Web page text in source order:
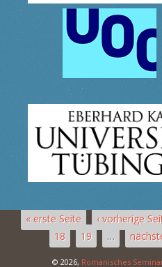
« erste Seite ‹ vorherige
18
19 …
© 2026, Romanisches